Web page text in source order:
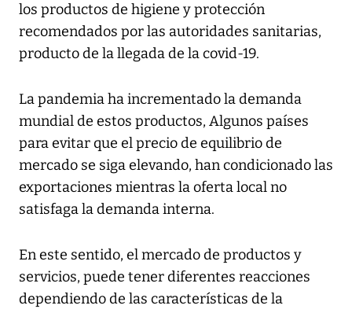
los productos de higiene y protección
recomendados por las autoridades sanitarias,
producto de la llegada de la covid-19.
La pandemia ha incrementado la demanda
mundial de estos productos, Algunos países
para evitar que el precio de equilibrio de
mercado se siga elevando, han condicionado las
exportaciones mientras la oferta local no
satisfaga la demanda interna.
En este sentido, el mercado de productos y
servicios, puede tener diferentes reacciones
dependiendo de las características de la